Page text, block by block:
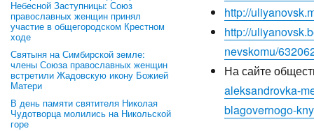
Небесной Заступницы: Союз
православных женщин принял
участие в общегородском Крестном
ходе
Святыня на Симбирской земле:
члены Союза православных женщин
встретили Жадовскую икону Божией
Матери
В день памяти святителя Николая
Чудотворца молились на Никольской
горе
http://
http://
nevskomu/
На сайте
aleksandrovka-
blagovernogo-